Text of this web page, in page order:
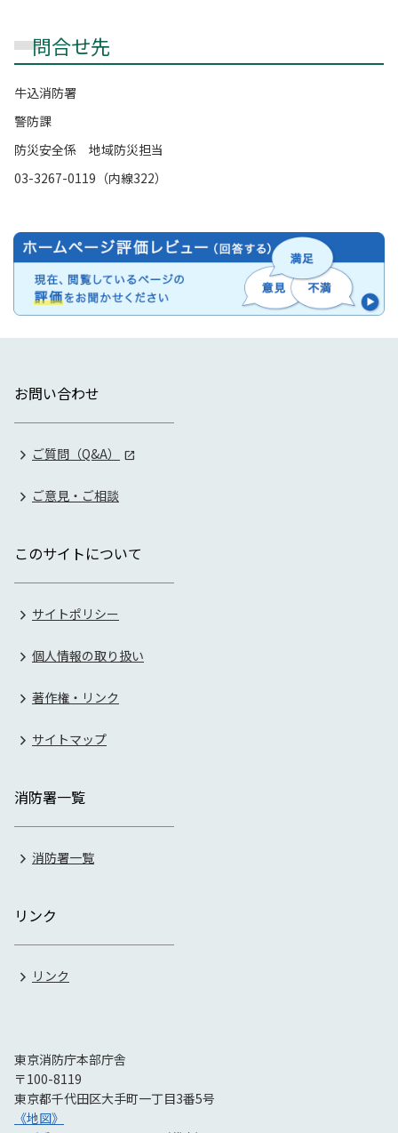
問合せ先
牛込消防署
警防課
防災安全係 地域防災担当
03-3267-0119（内線322）
お問い合わせ
ご質問（Q&A）
ご意見・ご相談
このサイトについて
サイトポリシー
個人情報の取り扱い
著作権・リンク
サイトマップ
消防署一覧
消防署一覧
リンク
リンク
東京消防庁本部庁舎
〒100-8119
東京都千代田区大手町一丁目3番5号
《地図》